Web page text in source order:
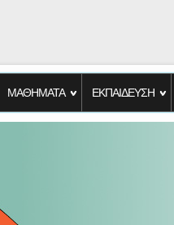
ΜΑΘΗΜΑΤΑ ΕΚΠΑΙΔΕΥΣΗ